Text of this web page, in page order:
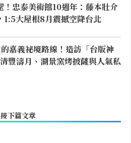
！忠泰美術館10週年：藤本壯介
1:5大屋根8月震撼空降台北
嘉義祕境路線！造訪「台版神
豐濤月、湖景窯烤披薩與人氣私
接下篇文章